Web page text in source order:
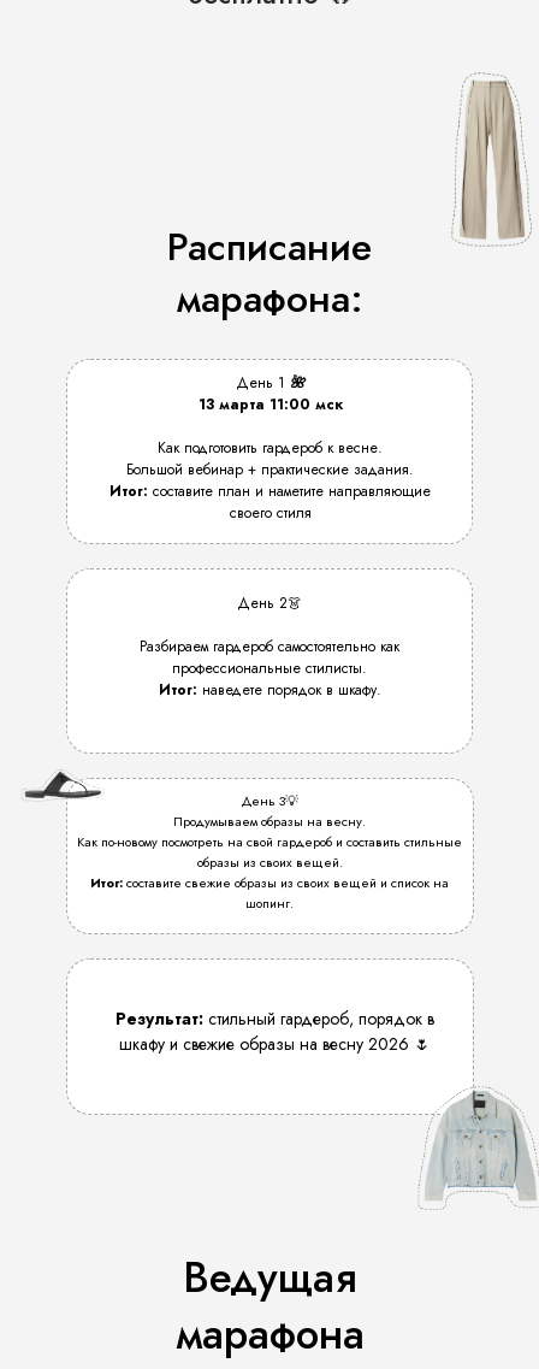
День 1 🌺
13 марта 11:00 мск
Как подготовить гардероб к весне.
Большой вебинар + практические задания.
Итог: составите план и наметите направляющие
своего стиля
День 2👗
Разбираем гардероб самостоятельно как
профессиональные стилисты.
Итог: наведете порядок в шкафу.
Расписание
марафона:
День 3💡
Продумываем образы на весну.
Как по-новому посмотреть на свой гардероб и составить стильные
образы из своих вещей.
Итог:составите свежие образы из своих вещей и список на
шопинг.
Результат: стильный гардероб, порядок в
шкафу и свежие образы на весну 2026 🌷
Ведущая
марафона